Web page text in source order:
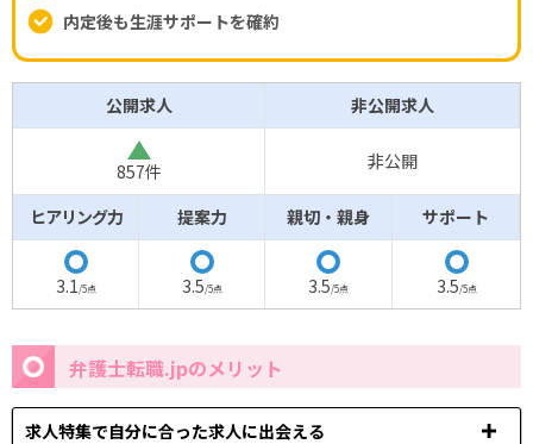
内定後も生涯サポートを確約
公開求人
非公開求人
857件
非公開
ヒアリング力 提案力 親切・親身 サポート
3.1 /5点
3.5/5点
3.5/5点
3.5/5点
弁護士転職.jpのメリット
求人特集で自分に合った求人に出会える